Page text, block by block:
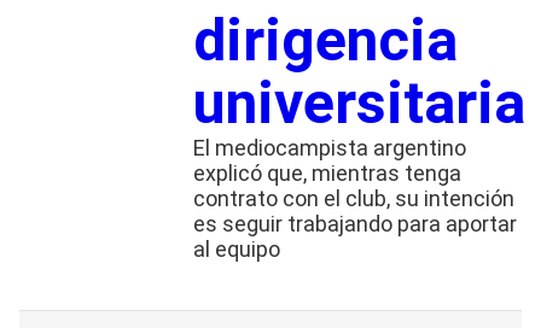
dirigencia
universitaria
El mediocampista argentino
explicó que, mientras tenga
contrato con el club, su intención
es seguir trabajando para aportar
al equipo